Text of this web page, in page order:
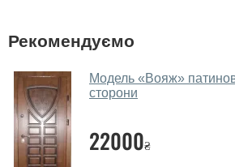
Так, у нас великий вибір
дверей.
Чи допомагаєте ви
Рекомендуємо
Модель «Вояж»
сторони
22000₴